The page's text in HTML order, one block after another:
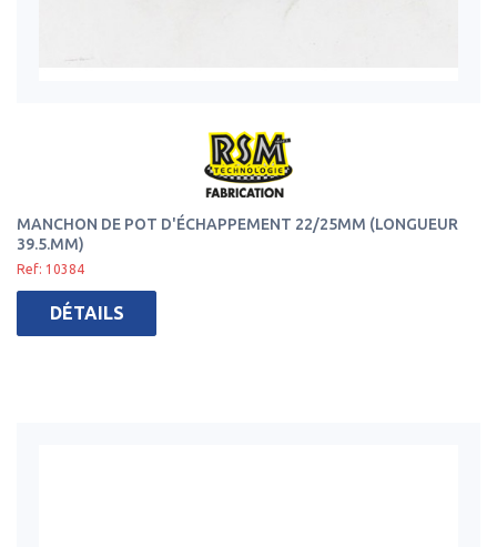
MANCHON DE POT D'ÉCHAPPEMENT 22/25MM (LONGUEUR
39.5.MM)
Ref: 10384
DÉTAILS